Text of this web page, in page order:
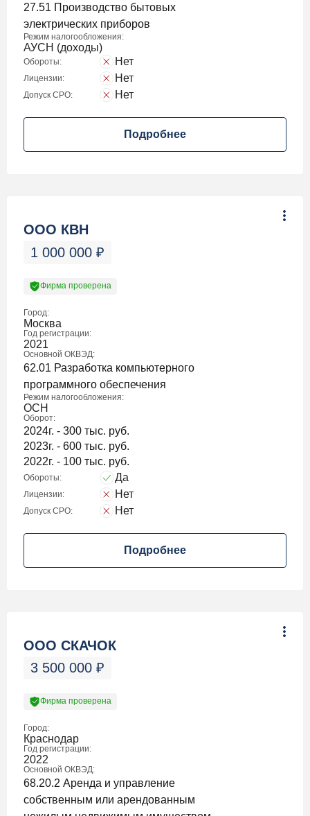
27.51 Производство бытовых
электрических приборов
Режим налогообложения:
АУСН (доходы)
Обороты: Нет
Лицензии: Нет
Допуск СРО: Нет
Подробнее
ООО КВН
1 000 000 ₽
Фирма проверена
Город:
Москва
Год регистрации:
2021
Основной ОКВЭД:
62.01 Разработка компьютерного
программного обеспечения
Режим налогообложения:
ОСН
Оборот:
2024г. - 300 тыс. руб.
2023г. - 600 тыс. руб.
2022г. - 100 тыс. руб.
Обороты: Да
Лицензии: Нет
Допуск СРО: Нет
Подробнее
ООО СКАЧОК
3 500 000 ₽
Фирма проверена
Город:
Краснодар
Год регистрации:
2022
Основной ОКВЭД:
68.20.2 Аренда и управление
собственным или арендованным